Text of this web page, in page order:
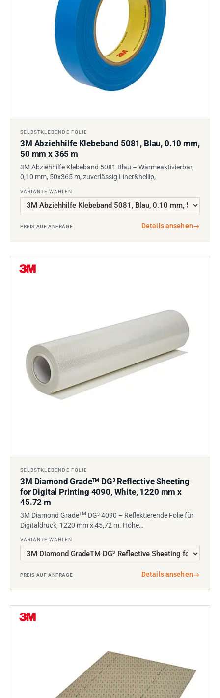
SELBSTKLEBENDE FOLIE
3M Abziehhilfe Klebeband 5081, Blau, 0.10 mm,
50 mm x 365 m
3M Abziehhilfe Klebeband 5081 Blau – Wärmeaktivierbar,
0,10 mm, 50x365 m; zuverlässig Liner&hellip;
VARIANTE WÄHLEN
PREIS AUF ANFRAGE Details ansehen→
SELBSTKLEBENDE FOLIE
3M Diamond GradeTM DG³ Reflective Sheeting
for Digital Printing 4090, White, 1220 mm x
45.72 m
3M Diamond GradeTM DG³ 4090 – Reflektierende Folie für
Digitaldruck, 1220 mm x 45,72 m. Hohe…
VARIANTE WÄHLEN
PREIS AUF ANFRAGE Details ansehen→